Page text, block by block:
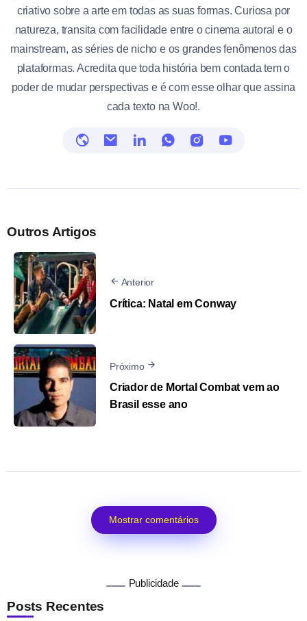
criativo sobre a arte em todas as suas formas. Curiosa por
natureza, transita com facilidade entre o cinema autoral e o
mainstream, as séries de nicho e os grandes fenômenos das
plataformas. Acredita que toda história bem contada tem o
poder de mudar perspectivas e é com esse olhar que assina
cada texto na Woo!.
Outros Artigos
Anterior
Crítica: Natal em Conway
Próximo
Criador de Mortal Combat vem ao
Brasil esse ano
Mostrar comentários
Publicidade
Posts Recentes